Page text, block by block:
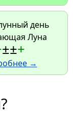
день
Луна
±±+
→